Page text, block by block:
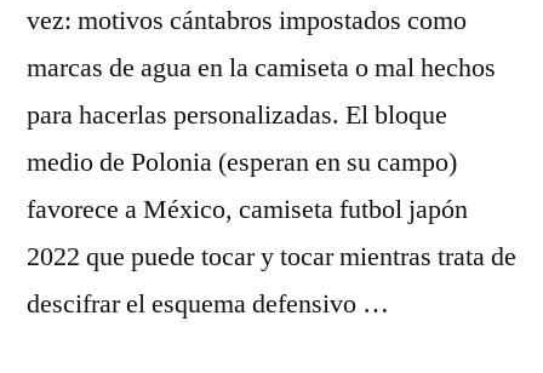
vez: motivos cántabros impostados como
marcas de agua en la camiseta o mal hechos
para hacerlas personalizadas. El bloque
medio de Polonia (esperan en su campo)
favorece a México, camiseta futbol japón
2022 que puede tocar y tocar mientras trata de
descifrar el esquema defensivo …